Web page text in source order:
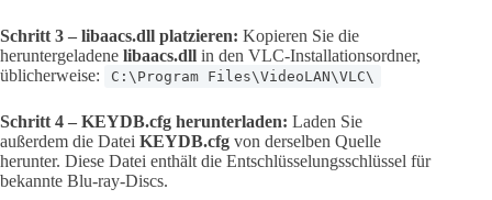
Schritt 3 – libaacs.dll platzieren: Kopieren Sie die
heruntergeladene libaacs.dll in den VLC-Installationsordner,
üblicherweise:
C:\Program Files\VideoLAN\VLC\
Schritt 4 – KEYDB.cfg herunterladen: Laden Sie
außerdem die Datei KEYDB.cfg von derselben Quelle
herunter. Diese Datei enthält die Entschlüsselungsschlüssel für
bekannte Blu-ray-Discs.